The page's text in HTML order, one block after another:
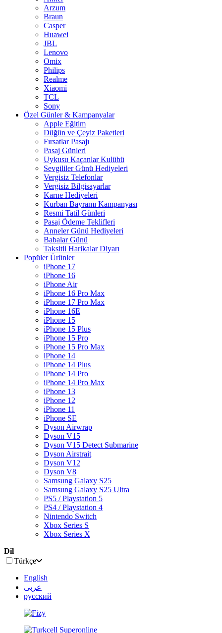
Arzum
Braun
Casper
Huawei
JBL
Lenovo
Omix
Philips
Realme
Xiaomi
TCL
Sony
Özel Günler & Kampanyalar
Apple Eğitim
Düğün ve Çeyiz Paketleri
Fırsatlar Pasajı
Pasaj Günleri
Uykusu Kaçanlar Kulübü
Sevgililer Günü Hediyeleri
Vergisiz Telefonlar
Vergisiz Bilgisayarlar
Karne Hediyeleri
Kurban Bayramı Kampanyası
Resmi Tatil Günleri
Pasaj Ödeme Teklifleri
Anneler Günü Hediyeleri
Babalar Günü
Taksitli Harikalar Diyarı
Popüler Ürünler
iPhone 17
iPhone 16
iPhone Air
iPhone 16 Pro Max
iPhone 17 Pro Max
iPhone 16E
iPhone 15
iPhone 15 Plus
iPhone 15 Pro
iPhone 15 Pro Max
iPhone 14
iPhone 14 Plus
iPhone 14 Pro
iPhone 14 Pro Max
iPhone 13
iPhone 12
iPhone 11
iPhone SE
Dyson Airwrap
Dyson V15
Dyson V15 Detect Submarine
Dyson Airstrait
Dyson V12
Dyson V8
Samsung Galaxy S25
Samsung Galaxy S25 Ultra
PS5 / Playstation 5
PS4 / Playstation 4
Nintendo Switch
Xbox Series S
Xbox Series X
Dil
Türkçe
English
عربى
русский